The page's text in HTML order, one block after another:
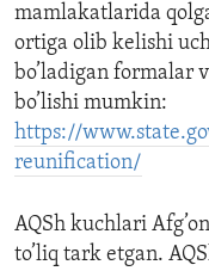
mamlakatlarida
ortiga olib kelishi
bo’ladigan formalar
bo’lishi mumkin:
https://
reunification/
AQSh kuchlari
to’liq tark etgan.